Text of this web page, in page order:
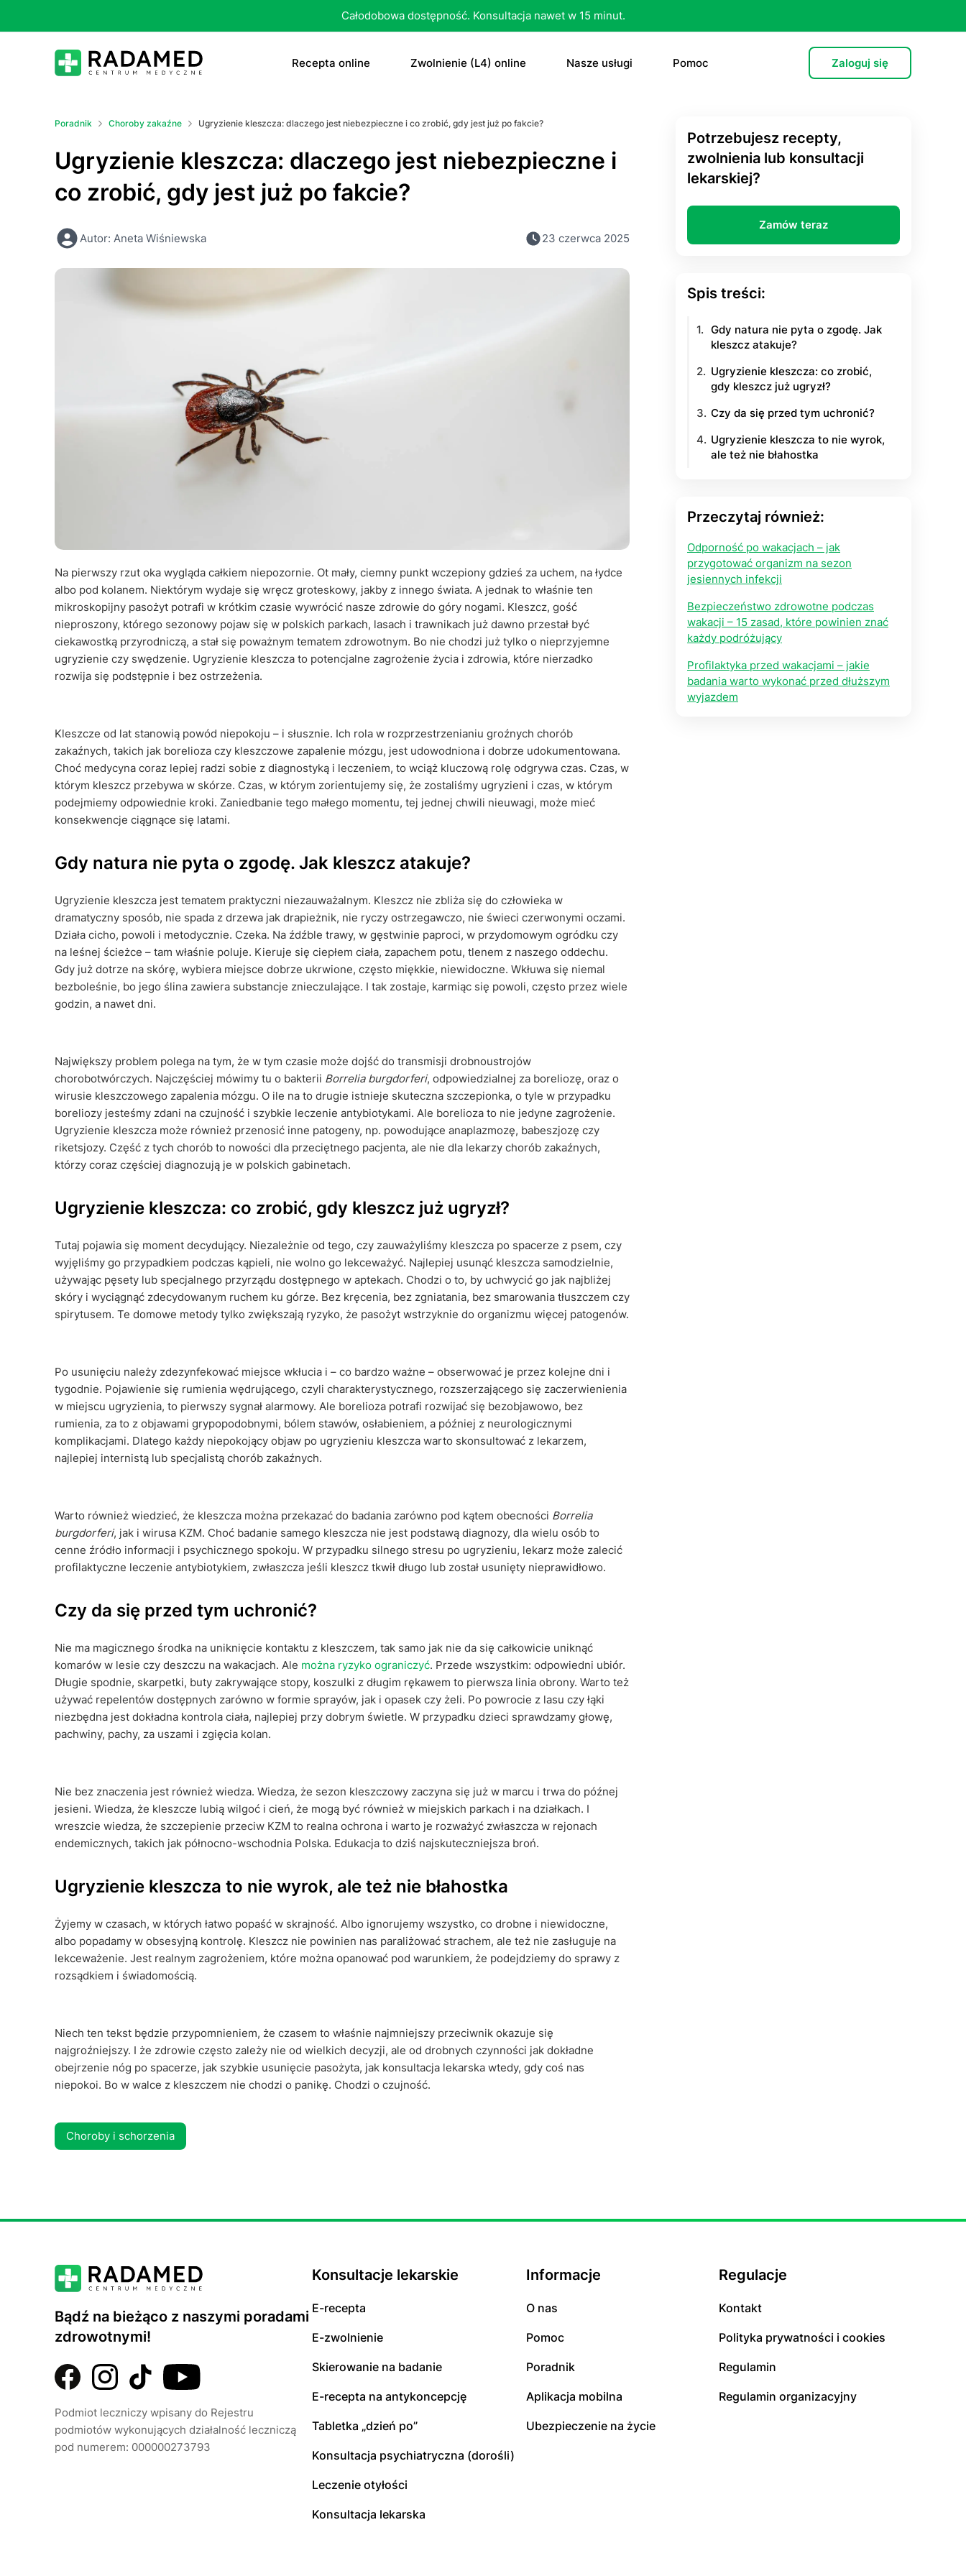
Całodobowa dostępność. Konsultacja nawet w 15 minut.
Recepta online
Tabletka „dzień po”
Zwolnienie (L4) online Nasze usługi
Konsultacja lekarska
Konsultacja psychiatryczna (dorośli)
Pomoc Zaloguj się
Poradnik Choroby zakaźne Ugryzienie kleszcza: dlaczego jest niebezpieczne i co zrobić, gdy jest już po fakcie?
Ugryzienie kleszcza: dlaczego jest niebezpieczne i
co zrobić, gdy jest już po fakcie?
Autor: Aneta Wiśniewska 23 czerwca 2025
Na pierwszy rzut oka wygląda całkiem niepozornie. Ot mały, ciemny punkt wczepiony gdzieś za uchem, na łydce
albo pod kolanem. Niektórym wydaje się wręcz groteskowy, jakby z innego świata. A jednak to właśnie ten
mikroskopijny pasożyt potrafi w krótkim czasie wywrócić nasze zdrowie do góry nogami. Kleszcz, gość
nieproszony, którego sezonowy pojaw się w polskich parkach, lasach i trawnikach już dawno przestał być
ciekawostką przyrodniczą, a stał się poważnym tematem zdrowotnym. Bo nie chodzi już tylko o nieprzyjemne
ugryzienie czy swędzenie. Ugryzienie kleszcza to potencjalne zagrożenie życia i zdrowia, które nierzadko
rozwija się podstępnie i bez ostrzeżenia.
Kleszcze od lat stanowią powód niepokoju – i słusznie. Ich rola w rozprzestrzenianiu groźnych chorób
zakaźnych, takich jak borelioza czy kleszczowe zapalenie mózgu, jest udowodniona i dobrze udokumentowana.
Choć medycyna coraz lepiej radzi sobie z diagnostyką i leczeniem, to wciąż kluczową rolę odgrywa czas. Czas, w
którym kleszcz przebywa w skórze. Czas, w którym zorientujemy się, że zostaliśmy ugryzieni i czas, w którym
podejmiemy odpowiednie kroki. Zaniedbanie tego małego momentu, tej jednej chwili nieuwagi, może mieć
konsekwencje ciągnące się latami.
Gdy natura nie pyta o zgodę. Jak kleszcz atakuje?
Ugryzienie kleszcza jest tematem praktyczni niezauważalnym. Kleszcz nie zbliża się do człowieka w
dramatyczny sposób, nie spada z drzewa jak drapieżnik, nie ryczy ostrzegawczo, nie świeci czerwonymi oczami.
Działa cicho, powoli i metodycznie. Czeka. Na źdźble trawy, w gęstwinie paproci, w przydomowym ogródku czy
na leśnej ścieżce – tam właśnie poluje. Kieruje się ciepłem ciała, zapachem potu, tlenem z naszego oddechu.
Gdy już dotrze na skórę, wybiera miejsce dobrze ukrwione, często miękkie, niewidoczne. Wkłuwa się niemal
bezboleśnie, bo jego ślina zawiera substancje znieczulające. I tak zostaje, karmiąc się powoli, często przez wiele
godzin, a nawet dni.
Największy problem polega na tym, że w tym czasie może dojść do transmisji drobnoustrojów
chorobotwórczych. Najczęściej mówimy tu o bakterii Borrelia burgdorferi, odpowiedzialnej za boreliozę, oraz o
wirusie kleszczowego zapalenia mózgu. O ile na to drugie istnieje skuteczna szczepionka, o tyle w przypadku
boreliozy jesteśmy zdani na czujność i szybkie leczenie antybiotykami. Ale borelioza to nie jedyne zagrożenie.
Ugryzienie kleszcza może również przenosić inne patogeny, np. powodujące anaplazmozę, babeszjozę czy
riketsjozy. Część z tych chorób to nowości dla przeciętnego pacjenta, ale nie dla lekarzy chorób zakaźnych,
którzy coraz częściej diagnozują je w polskich gabinetach.
Ugryzienie kleszcza: co zrobić, gdy kleszcz już ugryzł?
Tutaj pojawia się moment decydujący. Niezależnie od tego, czy zauważyliśmy kleszcza po spacerze z psem, czy
wyjęliśmy go przypadkiem podczas kąpieli, nie wolno go lekceważyć. Najlepiej usunąć kleszcza samodzielnie,
używając pęsety lub specjalnego przyrządu dostępnego w aptekach. Chodzi o to, by uchwycić go jak najbliżej
skóry i wyciągnąć zdecydowanym ruchem ku górze. Bez kręcenia, bez zgniatania, bez smarowania tłuszczem czy
spirytusem. Te domowe metody tylko zwiększają ryzyko, że pasożyt wstrzyknie do organizmu więcej patogenów.
Po usunięciu należy zdezynfekować miejsce wkłucia i – co bardzo ważne – obserwować je przez kolejne dni i
tygodnie. Pojawienie się rumienia wędrującego, czyli charakterystycznego, rozszerzającego się zaczerwienienia
w miejscu ugryzienia, to pierwszy sygnał alarmowy. Ale borelioza potrafi rozwijać się bezobjawowo, bez
rumienia, za to z objawami grypopodobnymi, bólem stawów, osłabieniem, a później z neurologicznymi
komplikacjami. Dlatego każdy niepokojący objaw po ugryzieniu kleszcza warto skonsultować z lekarzem,
najlepiej internistą lub specjalistą chorób zakaźnych.
Warto również wiedzieć, że kleszcza można przekazać do badania zarówno pod kątem obecności Borrelia
burgdorferi, jak i wirusa KZM. Choć badanie samego kleszcza nie jest podstawą diagnozy, dla wielu osób to
cenne źródło informacji i psychicznego spokoju. W przypadku silnego stresu po ugryzieniu, lekarz może zalecić
profilaktyczne leczenie antybiotykiem, zwłaszcza jeśli kleszcz tkwił długo lub został usunięty nieprawidłowo.
Czy da się przed tym uchronić?
Nie ma magicznego środka na uniknięcie kontaktu z kleszczem, tak samo jak nie da się całkowicie uniknąć
komarów w lesie czy deszczu na wakacjach. Ale można ryzyko ograniczyć. Przede wszystkim: odpowiedni ubiór.
Długie spodnie, skarpetki, buty zakrywające stopy, koszulki z długim rękawem to pierwsza linia obrony. Warto też
używać repelentów dostępnych zarówno w formie sprayów, jak i opasek czy żeli. Po powrocie z lasu czy łąki
niezbędna jest dokładna kontrola ciała, najlepiej przy dobrym świetle. W przypadku dzieci sprawdzamy głowę,
pachwiny, pachy, za uszami i zgięcia kolan.
Nie bez znaczenia jest również wiedza. Wiedza, że sezon kleszczowy zaczyna się już w marcu i trwa do późnej
jesieni. Wiedza, że kleszcze lubią wilgoć i cień, że mogą być również w miejskich parkach i na działkach. I
wreszcie wiedza, że szczepienie przeciw KZM to realna ochrona i warto je rozważyć zwłaszcza w rejonach
endemicznych, takich jak północno-wschodnia Polska. Edukacja to dziś najskuteczniejsza broń.
Ugryzienie kleszcza to nie wyrok, ale też nie błahostka
Żyjemy w czasach, w których łatwo popaść w skrajność. Albo ignorujemy wszystko, co drobne i niewidoczne,
albo popadamy w obsesyjną kontrolę. Kleszcz nie powinien nas paraliżować strachem, ale też nie zasługuje na
lekceważenie. Jest realnym zagrożeniem, które można opanować pod warunkiem, że podejdziemy do sprawy z
rozsądkiem i świadomością.
Niech ten tekst będzie przypomnieniem, że czasem to właśnie najmniejszy przeciwnik okazuje się
najgroźniejszy. I że zdrowie często zależy nie od wielkich decyzji, ale od drobnych czynności jak dokładne
obejrzenie nóg po spacerze, jak szybkie usunięcie pasożyta, jak konsultacja lekarska wtedy, gdy coś nas
niepokoi. Bo w walce z kleszczem nie chodzi o panikę. Chodzi o czujność.
Choroby i schorzenia
Potrzebujesz recepty,
zwolnienia lub konsultacji
lekarskiej?
Zamów teraz
Spis treści:
Gdy natura nie pyta o zgodę. Jak
kleszcz atakuje?
Ugryzienie kleszcza: co zrobić,
gdy kleszcz już ugryzł?
Czy da się przed tym uchronić?
Ugryzienie kleszcza to nie wyrok,
ale też nie błahostka
Przeczytaj również:
Odporność po wakacjach – jak
przygotować organizm na sezon
jesiennych infekcji
Bezpieczeństwo zdrowotne podczas
wakacji – 15 zasad, które powinien znać
każdy podróżujący
Profilaktyka przed wakacjami – jakie
badania warto wykonać przed dłuższym
wyjazdem
Bądź na bieżąco z naszymi poradami
zdrowotnymi!
Podmiot leczniczy wpisany do Rejestru
podmiotów wykonujących działalność leczniczą
pod numerem: 000000273793
Konsultacje lekarskie
E-recepta
E-zwolnienie
Skierowanie na badanie
E-recepta na antykoncepcję
Tabletka „dzień po”
Konsultacja psychiatryczna (dorośli)
Leczenie otyłości
Konsultacja lekarska
Informacje
O nas
Pomoc
Poradnik
Aplikacja mobilna
Ubezpieczenie na życie
Regulacje
Kontakt
Polityka prywatności i cookies
Regulamin
Regulamin organizacyjny